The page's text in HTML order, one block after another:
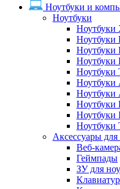
Ноутбуки и
Ноутбуки
Ноутбуки
Ноутбуки
Ноутбуки
Ноутбуки
Ноутбуки
Ноутбуки
Ноутбуки
Ноутбуки
Ноутбуки
Ноутбуки
Аксессуары
Веб-
Геймпады
ЗУ для